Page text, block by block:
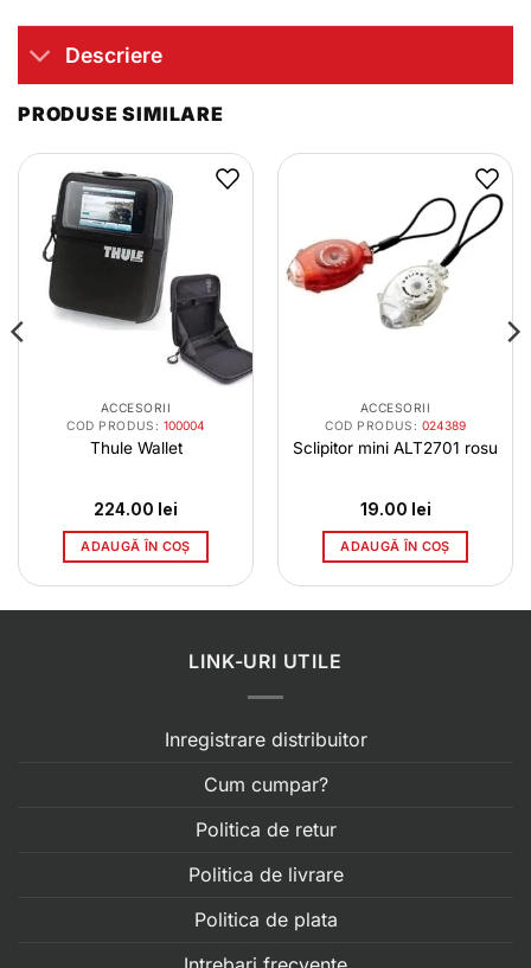
Descriere
PRODUSE SIMILARE
ACCESORII
COD PRODUS: 100004
Thule Wallet
224.00 lei
ADAUGĂ ÎN COȘ
ACCESORII
COD PRODUS: 024389
Sclipitor mini ALT2701 rosu
19.00 lei
ADAUGĂ ÎN COȘ
LINK-URI UTILE
Inregistrare distribuitor
Cum cumpar?
Politica de retur
Politica de livrare
Politica de plata